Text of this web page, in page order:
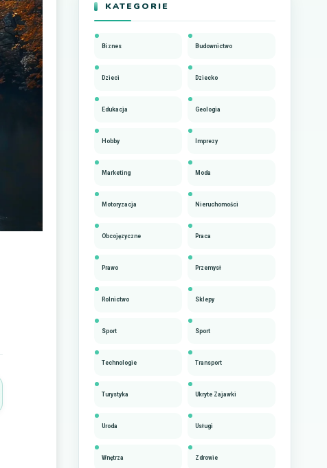
KATEGORIE
Biznes Budownictwo
Dzieci Dziecko
Edukacja Geologia
Hobby Imprezy
Marketing Moda
Motoryzacja Nieruchomości
Obcojęzyczne Praca
Prawo Przemysł
Rolnictwo Sklepy
Sport Sport
Technologie Transport
Turystyka Ukryte Zajawki
Uroda Usługi
Wnętrza Zdrowie